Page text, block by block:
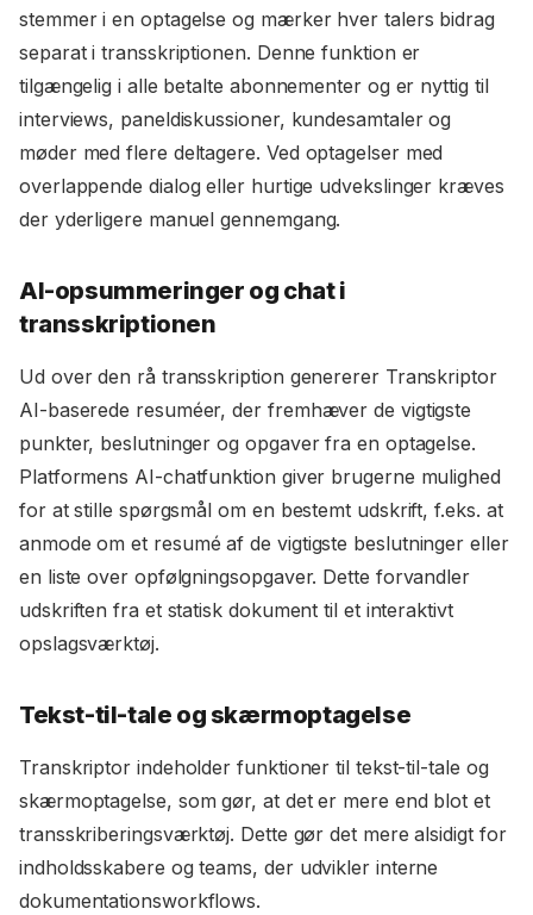
stemmer i en optagelse og mærker hver talers bidrag
separat i transskriptionen. Denne funktion er
tilgængelig i alle betalte abonnementer og er nyttig til
interviews, paneldiskussioner, kundesamtaler og
møder med flere deltagere. Ved optagelser med
overlappende dialog eller hurtige udvekslinger kræves
der yderligere manuel gennemgang.
AI-opsummeringer og chat i
transskriptionen
Ud over den rå transskription genererer Transkriptor
AI-baserede resuméer, der fremhæver de vigtigste
punkter, beslutninger og opgaver fra en optagelse.
Platformens AI-chatfunktion giver brugerne mulighed
for at stille spørgsmål om en bestemt udskrift, f.eks. at
anmode om et resumé af de vigtigste beslutninger eller
en liste over opfølgningsopgaver. Dette forvandler
udskriften fra et statisk dokument til et interaktivt
opslagsværktøj.
Tekst-til-tale og skærmoptagelse
Transkriptor indeholder funktioner til tekst-til-tale og
skærmoptagelse, som gør, at det er mere end blot et
transskriberingsværktøj. Dette gør det mere alsidigt for
indholdsskabere og teams, der udvikler interne
dokumentationsworkflows.